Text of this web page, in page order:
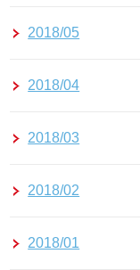
2018/05
2018/04
2018/03
2018/02
2018/01